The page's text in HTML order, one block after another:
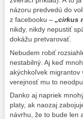
názoru predvedú do
z facebooku – „cirkus
nikdy, nikdy nepustiť
dokážu pretvarovať.
Nebudem robiť
nestabilný. Aj keď
akýchkoľvek migrantov
verejnosť mu to
Danko aj napriek
platy, ak naozaj
návrhu, že to bude len